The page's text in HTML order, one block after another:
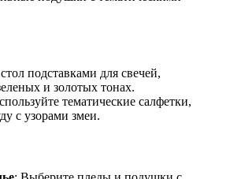
подставками для свечей,
и золотых тонах.
тематические салфетки,
с узорами змеи.